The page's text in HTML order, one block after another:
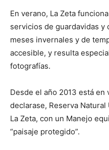
En verano, La Zeta
servicios de guardavidas y
meses invernales y de
accesible, y resulta
fotografías.
Desde el año 2013 está en
declarase, Reserva
La Zeta, con un Manejo
“paisaje protegido”.